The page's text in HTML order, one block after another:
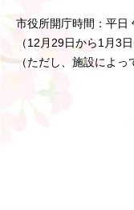
市役所開庁時間：平日
（12月29日から1月3日
（ただし、施設によっ